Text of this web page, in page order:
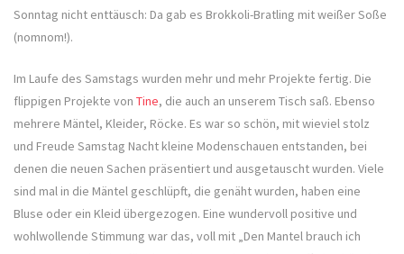
Sonntag nicht enttäusch: Da gab es Brokkoli-Bratling mit weißer Soße
(nomnom!).
Im Laufe des Samstags wurden mehr und mehr Projekte fertig. Die
flippigen Projekte von Tine, die auch an unserem Tisch saß. Ebenso
mehrere Mäntel, Kleider, Röcke. Es war so schön, mit wieviel stolz
und Freude Samstag Nacht kleine Modenschauen entstanden, bei
denen die neuen Sachen präsentiert und ausgetauscht wurden. Viele
sind mal in die Mäntel geschlüpft, die genäht wurden, haben eine
Bluse oder ein Kleid übergezogen. Eine wundervoll positive und
wohlwollende Stimmung war das, voll mit „Den Mantel brauch ich